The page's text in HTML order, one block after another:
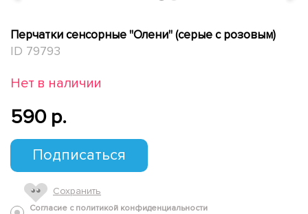
Перчатки сенсорные "Олени" (серые с розовым)
ID 79793
Нет в наличии
590 p.
Подписаться
Сохранить
Согласие с политикой конфиденциальности